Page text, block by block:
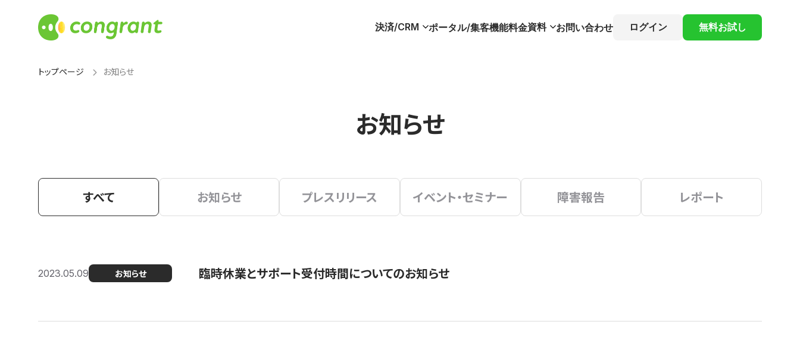
決済/CRM ポータル/集客機能料金資料 お問い合わせ ログイン 無料お試し
トップページ お知らせ
お知らせ
すべて お知らせ プレスリリース イベント・セミナー 障害報告 レポート
2023.05.09 お知らせ 臨時休業とサポート受付時間についてのお知らせ